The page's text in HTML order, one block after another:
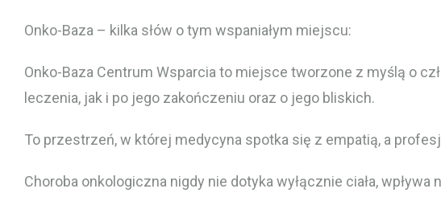
Onko-Baza – kilka słów o tym wspaniałym miejscu:
Onko-Baza Centrum Wsparcia to miejsce tworzone z myślą o
leczenia, jak i po jego zakończeniu oraz o jego bliskich.
To przestrzeń, w której medycyna spotka się z empatią, a
Choroba onkologiczna nigdy nie dotyka wyłącznie ciała,